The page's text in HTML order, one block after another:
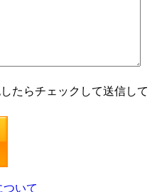
たらチェックして送信して
いて